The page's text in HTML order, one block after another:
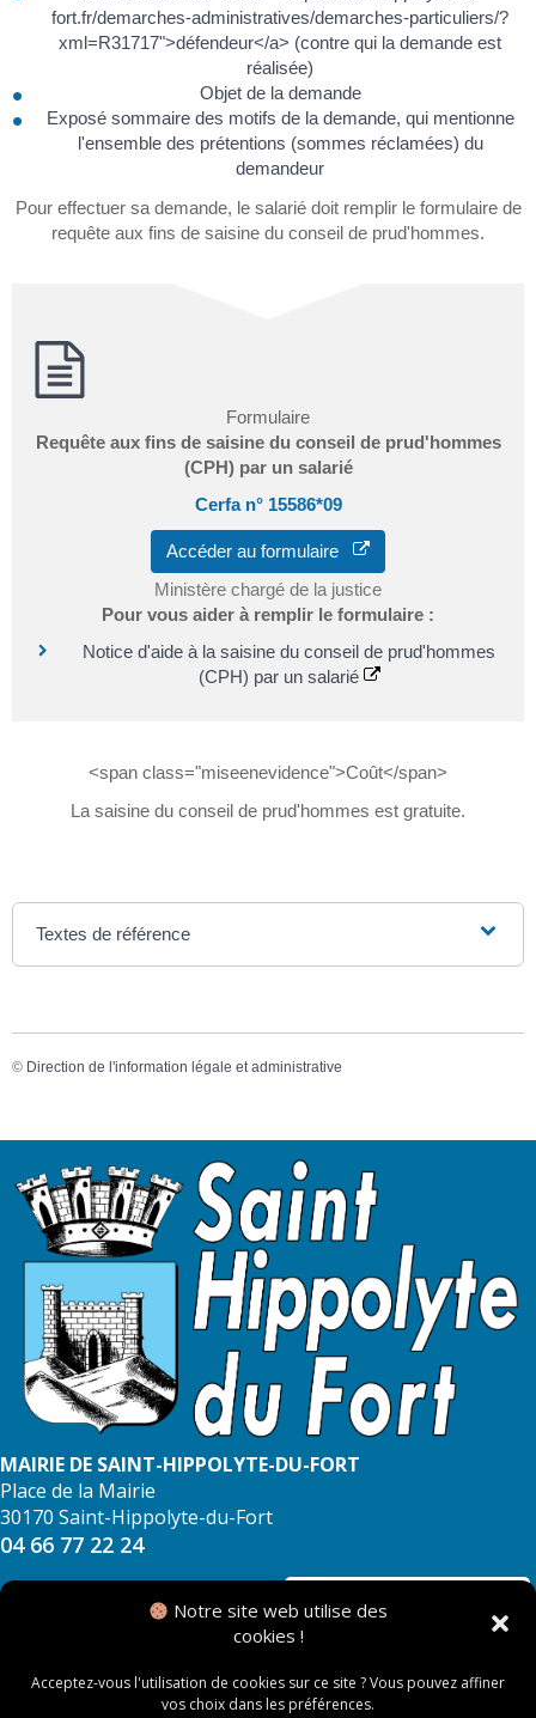
Notre site web utilise des
cookies !
Acceptez-vous l'utilisation de cookies sur ce site ? Vous pouvez affiner
vos choix dans les préférences.
fort.fr/demarches-administratives/demarches-particuliers/?
xml=R31717">défendeur</a> (contre qui la demande est
réalisée)
Objet de la demande
Exposé sommaire des motifs de la demande, qui mentionne
l'ensemble des prétentions (sommes réclamées) du
demandeur
Pour effectuer sa demande, le salarié doit remplir le formulaire de
requête aux fins de saisine du conseil de prud'hommes.
Formulaire
Requête aux fins de saisine du conseil de prud'hommes
(CPH) par un salarié
Cerfa n° 15586*09
Accéder au formulaire
Ministère chargé de la justice
Pour vous aider à remplir le formulaire :
Notice d'aide à la saisine du conseil de prud'hommes
(CPH) par un salarié
<span class="miseenevidence">Coût</span>
La saisine du conseil de prud'hommes est gratuite.
Textes de référence
© Direction de l'information légale et administrative
MAIRIE DE SAINT-HIPPOLYTE-DU-FORT
Place de la Mairie
30170 Saint-Hippolyte-du-Fort
04 66 77 22 24
NOUS CONTACTER